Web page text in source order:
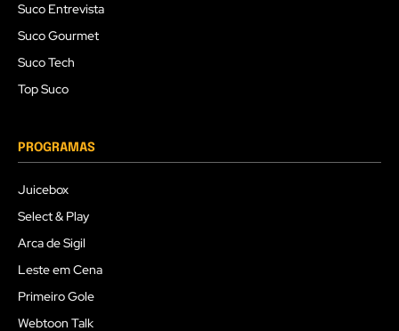
Suco Entrevista
Suco Gourmet
Suco Tech
Top Suco
PROGRAMAS
Juicebox
Select & Play
Arca de Sigil
Leste em Cena
Primeiro Gole
Webtoon Talk